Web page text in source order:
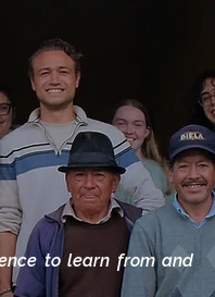
to learn from and